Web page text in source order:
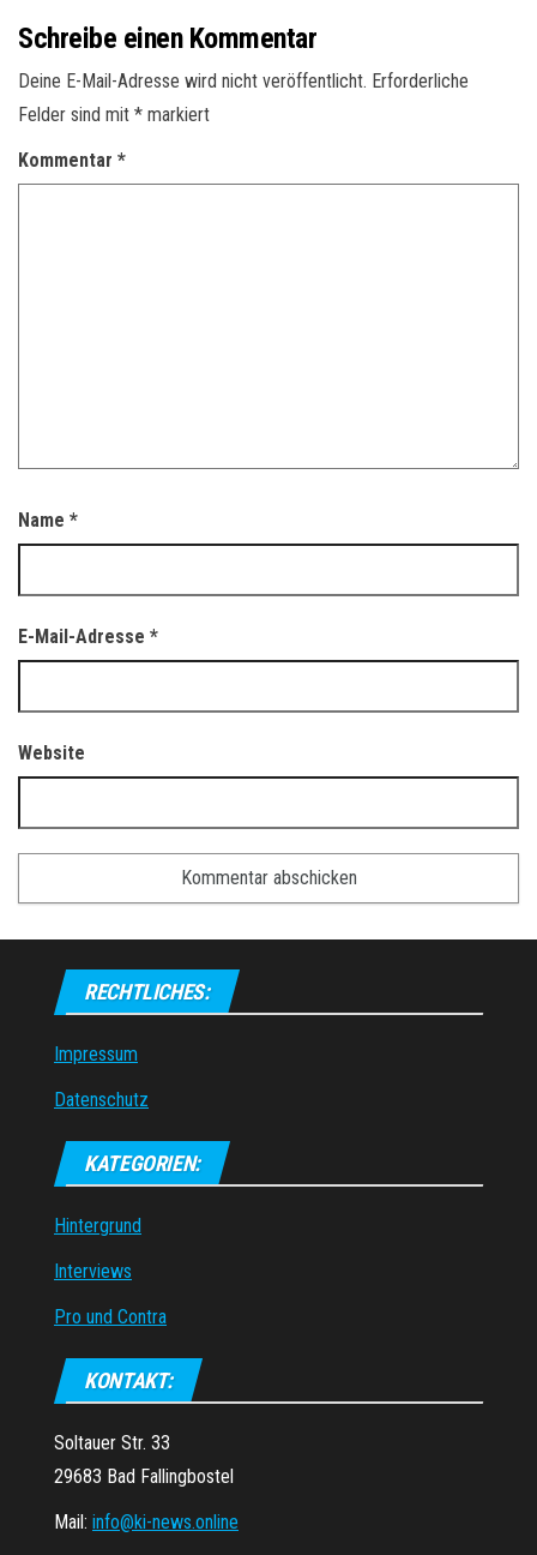
Schreibe einen Kommentar
Deine E-Mail-Adresse wird nicht veröffentlicht. Erforderliche
Felder sind mit * markiert
Kommentar *
Name *
E-Mail-Adresse *
Website
RECHTLICHES:
Impressum
Datenschutz
KATEGORIEN:
Hintergrund
Interviews
Pro und Contra
KONTAKT:
Soltauer Str. 33
29683 Bad Fallingbostel
Mail: info@ki-news.online